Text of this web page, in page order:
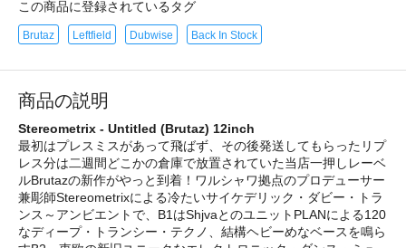
この商品に登録されているタグ
Brutaz Leftfield Dubwise Back In Stock
商品の説明
Stereometrix - Untitled (Brutaz) 12inch
最初はプレスミスがあって飛ばず、その後発送してもらったリプ
レス分は二週間どこかの倉庫で放置されていた当店一押しレーベ
ルBrutazの新作がやっと到着！ワルシャワ拠点のプロデューサー
兼彫師Stereometrixによる冷たいサイケデリック・ダビー・トラ
ンス～アンビエントで、B1はShjvaとのユニットPLANによる120
なディープ・トランシー・テクノ、結構ヘビーめなベースを鳴ら